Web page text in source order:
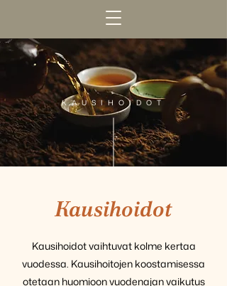
KAUSIHOIDOT
Kausihoidot
Kausihoidot vaihtuvat kolme kertaa
vuodessa. Kausihoitojen koostamisessa
otetaan huomioon vuodenajan vaikutus